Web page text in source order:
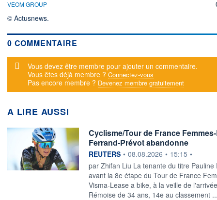
VEOM GROUP
© Actusnews.
0 COMMENTAIRE
Message d'alerte
Vous devez être membre pour ajouter un commentaire.
Vous êtes déjà membre ? Connectez-vous
Pas encore membre ? Devenez membre gratuitement
A LIRE AUSSI
Cyclisme/Tour de France
Ferrand-Prévot abandonne
information fournie par
REUTERS • 08.08.2026 • 15:15 •
par Zhifan Liu La tenante du titre
avant la 8e étape du Tour de France
Visma-Lease a bike, à la veille ​de
Rémoise de 34 ans, 14e au classement